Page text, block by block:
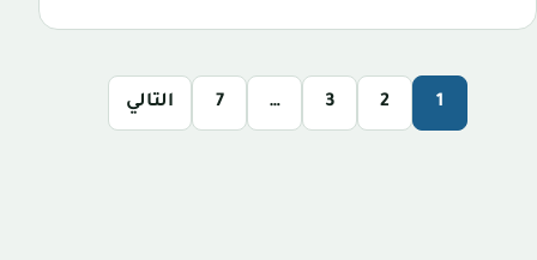
1
2
3
…
7 التالي